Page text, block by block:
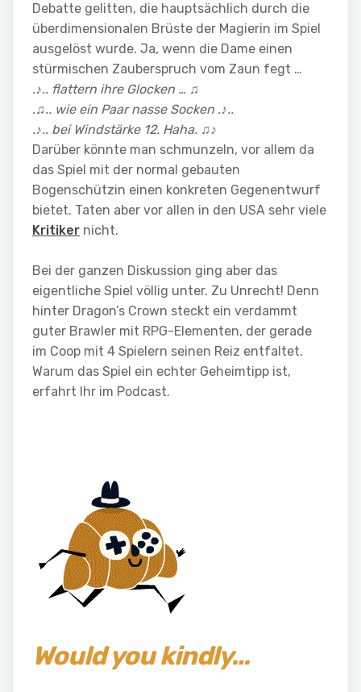
Debatte gelitten, die hauptsächlich durch die
überdimensionalen Brüste der Magierin im Spiel
ausgelöst wurde. Ja, wenn die Dame einen
stürmischen Zauberspruch vom Zaun fegt …
.♪.. flattern ihre Glocken … ♫
.♫.. wie ein Paar nasse Socken .♪..
.♪.. bei Windstärke 12. Haha. ♫♪
Darüber könnte man schmunzeln, vor allem da
das Spiel mit der normal gebauten
Bogenschützin einen konkreten Gegenentwurf
bietet. Taten aber vor allen in den USA sehr viele
Kritiker nicht.
Bei der ganzen Diskussion ging aber das
eigentliche Spiel völlig unter. Zu Unrecht! Denn
hinter Dragon’s Crown steckt ein verdammt
guter Brawler mit RPG-Elementen, der gerade
im Coop mit 4 Spielern seinen Reiz entfaltet.
Warum das Spiel ein echter Geheimtipp ist,
erfahrt Ihr im Podcast.
Would you kindly…